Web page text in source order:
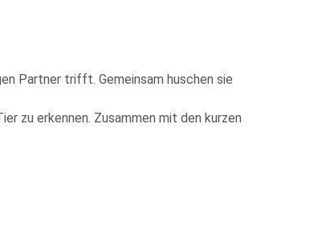
Partner trifft. Gemeinsam huschen sie
zu erkennen. Zusammen mit den kurzen